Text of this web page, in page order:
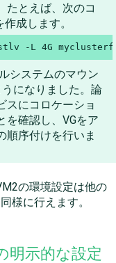
たとえば、次のコ
成します。
-L 4G
システムのマウン
になりました。論
スにコロケーショ
を確認し、VGをア
順序付けを行いま
の環境設定は他の
様に行えます。
明示的な設定